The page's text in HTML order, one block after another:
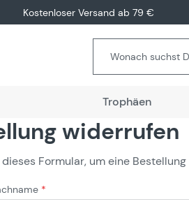
Kostenloser Versand ab 79 €
Trophäen
widerrufen
dieses Formular, um eine
*